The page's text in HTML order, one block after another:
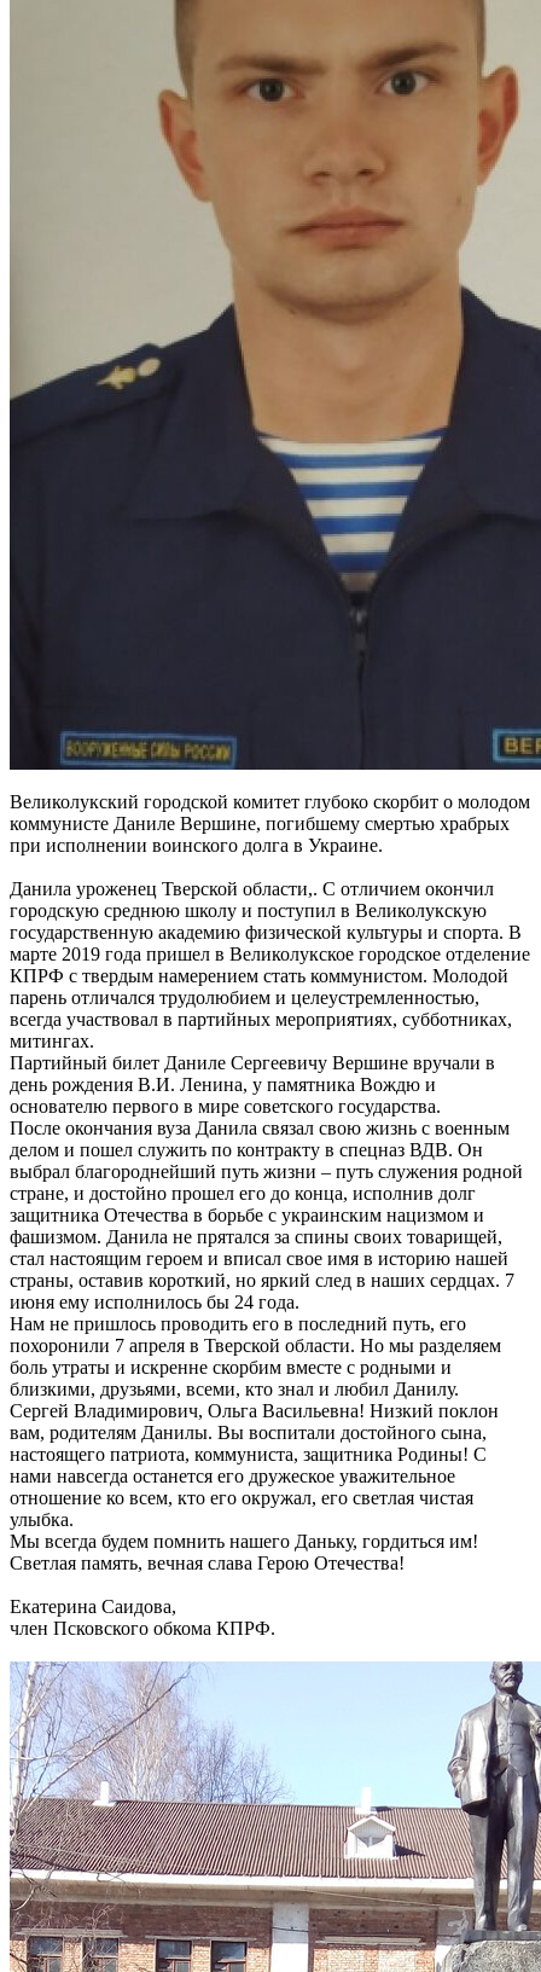
Великолукский городской комитет глубоко скорбит о молодом
коммунисте Даниле Вершине, погибшему смертью храбрых
при исполнении воинского долга в Украине.
Данила уроженец Тверской области,. С отличием окончил
городскую среднюю школу и поступил в Великолукскую
государственную академию физической культуры и спорта. В
марте 2019 года пришел в Великолукское городское отделение
КПРФ с твердым намерением стать коммунистом. Молодой
парень отличался трудолюбием и целеустремленностью,
всегда участвовал в партийных мероприятиях, субботниках,
митингах.
Партийный билет Даниле Сергеевичу Вершине вручали в
день рождения В.И. Ленина, у памятника Вождю и
основателю первого в мире советского государства.
После окончания вуза Данила связал свою жизнь с военным
делом и пошел служить по контракту в спецназ ВДВ. Он
выбрал благороднейший путь жизни – путь служения родной
стране, и достойно прошел его до конца, исполнив долг
защитника Отечества в борьбе с украинским нацизмом и
фашизмом. Данила не прятался за спины своих товарищей,
стал настоящим героем и вписал свое имя в историю нашей
страны, оставив короткий, но яркий след в наших сердцах. 7
июня ему исполнилось бы 24 года.
Нам не пришлось проводить его в последний путь, его
похоронили 7 апреля в Тверской области. Но мы разделяем
боль утраты и искренне скорбим вместе с родными и
близкими, друзьями, всеми, кто знал и любил Данилу.
Сергей Владимирович, Ольга Васильевна! Низкий поклон
вам, родителям Данилы. Вы воспитали достойного сына,
настоящего патриота, коммуниста, защитника Родины! С
нами навсегда останется его дружеское уважительное
отношение ко всем, кто его окружал, его светлая чистая
улыбка.
Мы всегда будем помнить нашего Даньку, гордиться им!
Светлая память, вечная слава Герою Отечества!
Екатерина Саидова,
член Псковского обкома КПРФ.